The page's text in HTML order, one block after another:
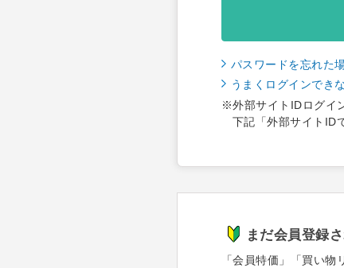
パスワードを忘れた
うまくログインでき
※外部サイトIDログイ
下記「外部サイトID
まだ会員登録
「会員特価」「買い